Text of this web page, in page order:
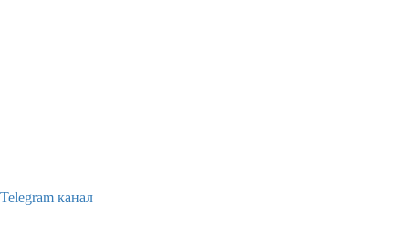
Telegram канал